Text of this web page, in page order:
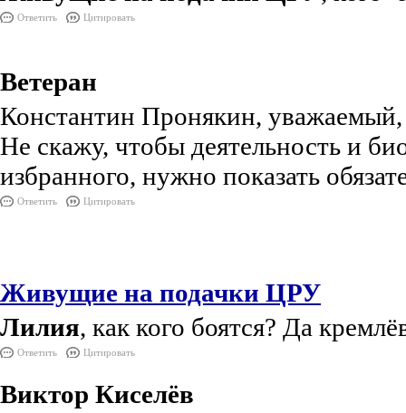
Ответить Цитировать
Ветеран
Константин Пронякин, уважаемый,
Не скажу, чтобы деятельность и
избранного, нужно показать
Ответить Цитировать
Живущие на подачки ЦРУ
Лилия, как кого боятся? Да
Ответить Цитировать
Виктор Киселёв